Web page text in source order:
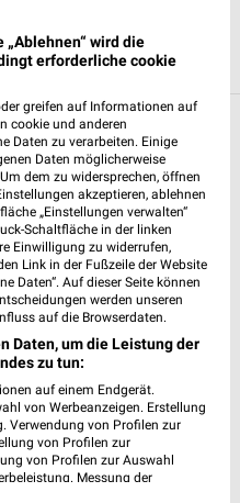
Uhr | Geschlossen
wird die
erforderliche cookie
greifen auf Informationen auf
cookie und anderen
Daten zu verarbeiten. Einige
Daten möglicherweise
dem zu widersprechen, öffnen
akzeptieren, ablehnen
„Einstellungen verwalten“
Schaltfläche in der linken
Einwilligung zu widerrufen,
Link in der Fußzeile der Website
Daten“. Auf dieser Seite können
werden unseren
auf die Browserdaten.
Daten, um die Leistung der
zu tun:
auf einem Endgerät.
von Werbeanzeigen. Erstellung
Verwendung von Profilen zur
von Profilen zur
von Profilen zur Auswahl
Messung der